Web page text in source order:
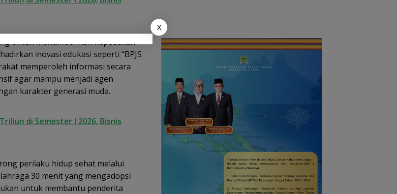
untuk menumbuhkan kepedulian
inovasi edukasi seperti “BPJS
memperoleh informasi secara
agar mampu menjadi agen
karakter generasi muda.
di Semester I 2026, Bisnis
perilaku hidup sehat melalui
30 menit yang mengadopsi
untuk membantu penderita
X